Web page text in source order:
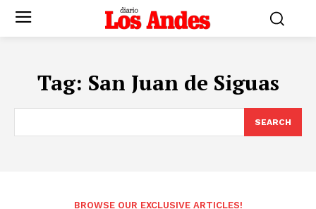
Tag: San Juan de Siguas
SEARCH
BROWSE OUR EXCLUSIVE ARTICLES!